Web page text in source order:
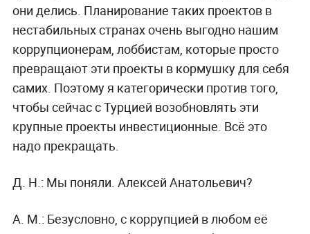
они делись. Планирование таких проектов в
нестабильных странах очень выгодно нашим
коррупционерам, лоббистам, которые просто
превращают эти проекты в кормушку для себя
самих. Поэтому я категорически против того,
чтобы сейчас с Турцией возобновлять эти
крупные проекты инвестиционные. Всё это
надо прекращать.
Д. Н.: Мы поняли. Алексей Анатольевич?
А. М.: Безусловно, с коррупцией в любом её